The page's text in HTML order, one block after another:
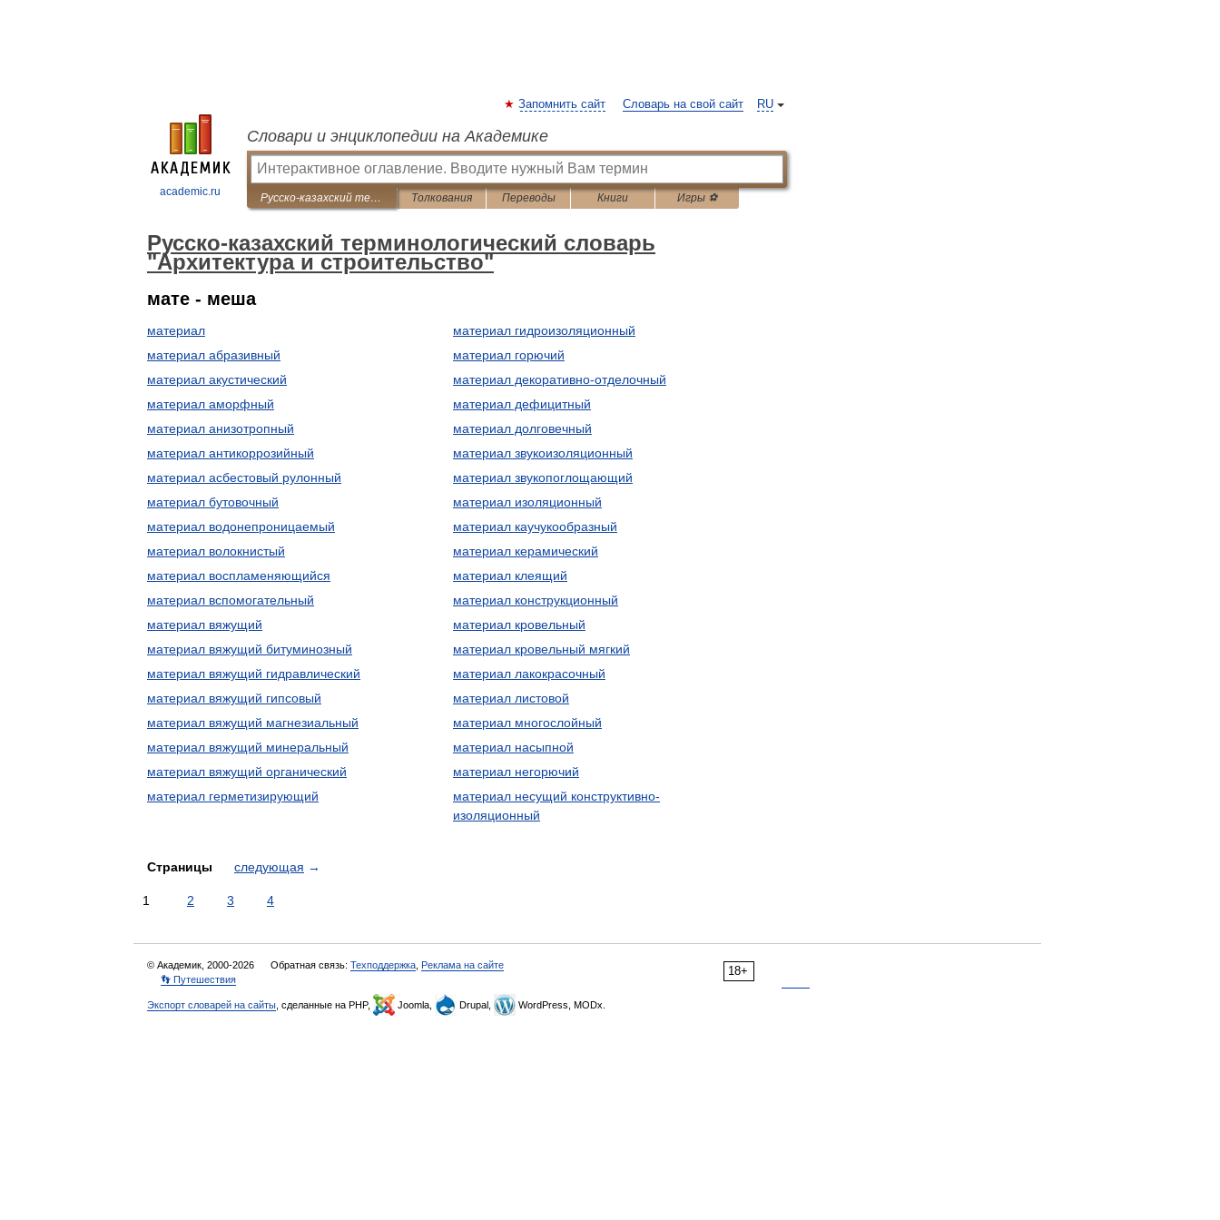
academic.ru
RU
Запомнить сайт Словарь на свой сайт
Словари и энциклопедии на Академике
Русско-казахский терминологический словарь "Архитектура и строительство" Толкования Переводы Книги Игры ⚽
Русско-казахский терминологический словарь
"Архитектура и строительство"
мате - меша
материал
материал абразивный
материал акустический
материал аморфный
материал анизотропный
материал антикоррозийный
материал асбестовый рулонный
материал бутовочный
материал водонепроницаемый
материал волокнистый
материал воспламеняющийся
материал вспомогательный
материал вяжущий
материал вяжущий битуминозный
материал вяжущий гидравлический
материал вяжущий гипсовый
материал вяжущий магнезиальный
материал вяжущий минеральный
материал вяжущий органический
материал герметизирующий
материал гидроизоляционный
материал горючий
материал декоративно-отделочный
материал дефицитный
материал долговечный
материал звукоизоляционный
материал звукопоглощающий
материал изоляционный
материал каучукообразный
материал керамический
материал клеящий
материал конструкционный
материал кровельный
материал кровельный мягкий
материал лакокрасочный
материал листовой
материал многослойный
материал насыпной
материал негорючий
материал несущий конструктивно-
изоляционный
Страницы следующая →
1 2 3 4
18+
© Академик, 2000-2026 Обратная связь: Техподдержка Реклама на сайте
👣 Путешествия
Экспорт словарей на сайты , сделанные на PHP, Joomla, Drupal, WordPress, MODx.